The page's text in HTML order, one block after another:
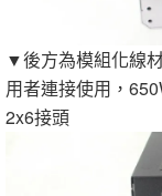
▼後方為模組化線
用者連接使用，
2x6接頭